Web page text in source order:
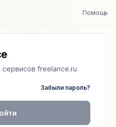
Помощь
freelance.ru
Забыли пароль?